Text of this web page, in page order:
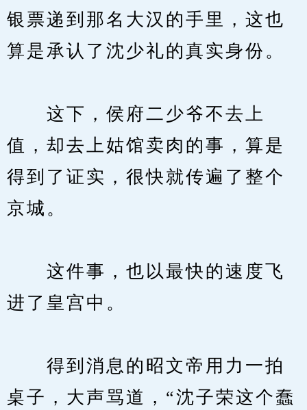
银票递到那名大汉的手里，这也
算是承认了沈少礼的真实身份。
这下，侯府二少爷不去上
值，却去上姑馆卖肉的事，算是
得到了证实，很快就传遍了整个
京城。
这件事，也以最快的速度飞
进了皇宫中。
得到消息的昭文帝用力一拍
桌子，大声骂道，“沈子荣这个蠢